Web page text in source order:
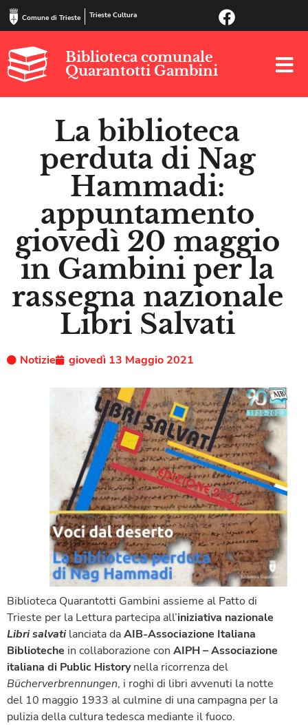
Comune di Trieste Trieste Cultura
Biblioteca comunale
Quarantotti Gambini
La biblioteca
perduta di Nag
Hammadi:
appuntamento
giovedì 20 maggio
in Gambini per la
rassegna nazionale
Libri Salvati
Notizie giovedì 13 Maggio 2021
Biblioteca Quarantotti Gambini assieme al Patto di
Trieste per la Lettura partecipa all’iniziativa nazionale
Libri salvatilanciata daAIB-Associazione Italiana
Biblioteche in collaborazione con AIPH – Associazione
italiana di Public Historynella ricorrenza del
Bücherverbrennungen, i roghi di libri avvenuti la notte
del 10 maggio 1933 al culmine di una campagna per la
pulizia della cultura tedesca mediante il fuoco.